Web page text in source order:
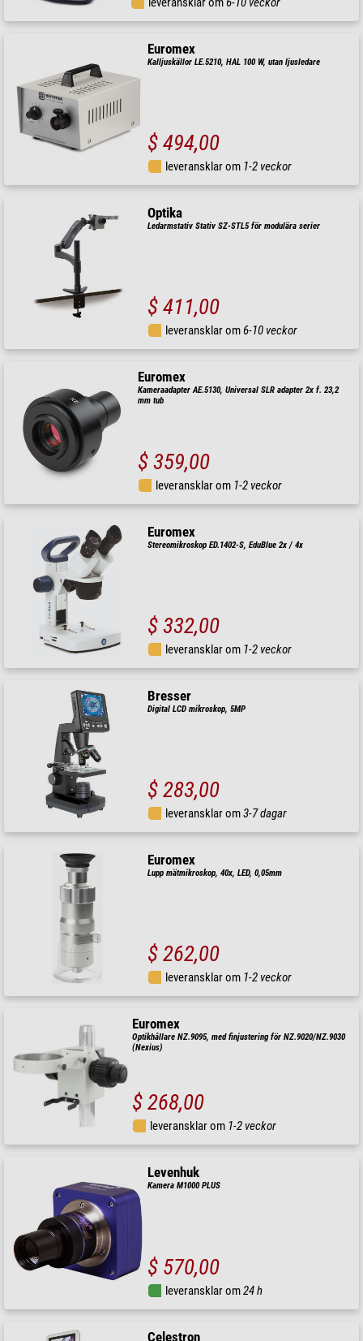
Euromex
Kalljuskällor LE.5210, HAL 100 W, utan ljusledare
$ 494,00
leveransklar om 1-2 veckor
Optika
Ledarmstativ Stativ SZ-STL5 för modulära serier
$ 411,00
leveransklar om6-10 veckor
Euromex
Kameraadapter AE.5130, Universal SLR adapter 2x f. 23,2
mm tub
$ 359,00
leveransklar om 1-2 veckor
Euromex
Stereomikroskop ED.1402-S, EduBlue 2x / 4x
$ 332,00
leveransklar om 1-2 veckor
Bresser
Digital LCD mikroskop, 5MP
$ 283,00
leveransklar om3-7 dagar
Euromex
Lupp mätmikroskop, 40x, LED, 0,05mm
$ 262,00
leveransklar om 1-2 veckor
Euromex
Optikhållare NZ.9095, med finjustering för NZ.9020/NZ.9030
(Nexius)
$ 268,00
leveransklar om 1-2 veckor
Levenhuk
Kamera M1000 PLUS
$ 570,00
leveransklar om24 h
Celestron